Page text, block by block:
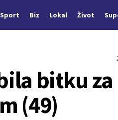
Sport Biz Lokal Život
bitku za
(49)